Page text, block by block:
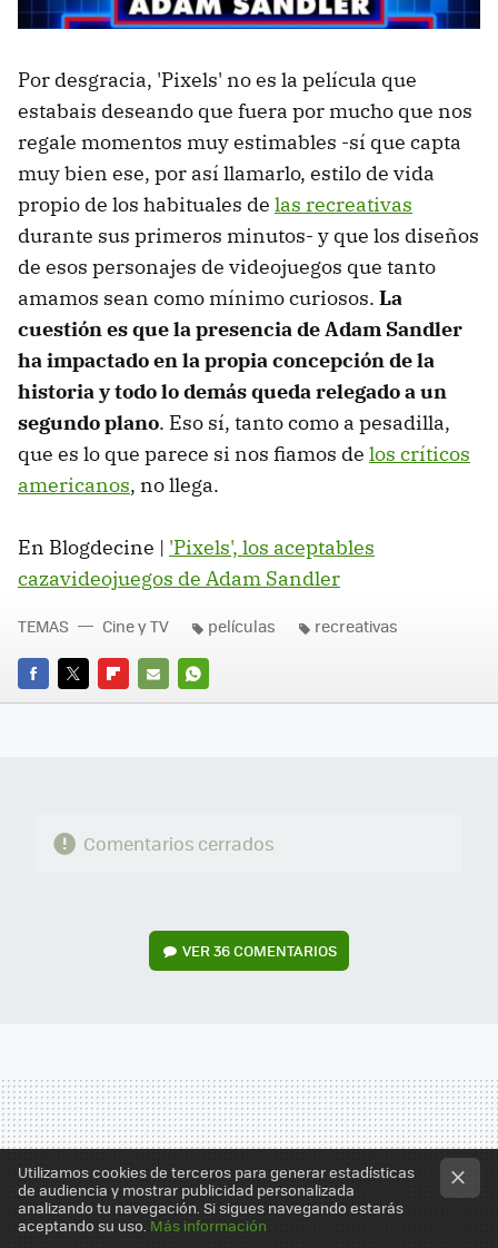
Por desgracia, 'Pixels' no es la película que
estabais deseando que fuera por mucho que nos
regale momentos muy estimables -sí que capta
muy bien ese, por así llamarlo, estilo de vida
propio de los habituales de las recreativas
durante sus primeros minutos- y que los diseños
de esos personajes de videojuegos que tanto
amamos sean como mínimo curiosos. La
cuestión es que la presencia de Adam Sandler
ha impactado en la propia concepción de la
historia y todo lo demás queda relegado a un
segundo plano. Eso sí, tanto como a pesadilla,
que es lo que parece si nos fiamos de los críticos
americanos, no llega.
En Blogdecine | 'Pixels', los aceptables
cazavideojuegos de Adam Sandler
FACEBOOK
TWITTERFLIPBOARD
E-
WHATSAPP
TEMAS Cine y TV películas recreativas
Comentarios cerrados
VER36 COMENTARIOS
Utilizamos cookies de terceros para generar estadísticas
de audiencia y mostrar publicidad personalizada
analizando tu navegación. Si sigues navegando estarás
aceptando su uso. Más información